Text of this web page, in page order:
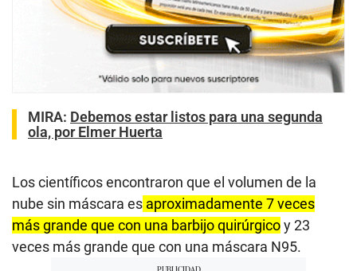
MIRA: Debemos estar listos para una segunda
ola, por Elmer Huerta
Los científicos encontraron que el volumen de la
nube sin máscara es aproximadamente 7 veces
más grande que con una barbijo quirúrgicoy 23
veces más grande que con una máscara N95.